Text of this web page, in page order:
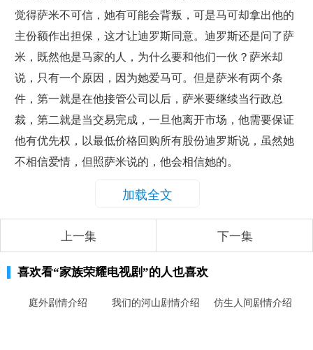
觉得萨米不可信，她有可能会背叛，可是马可却拿出他的
主份额作出担保，这才让迪罗斯同意。迪罗斯还是问了萨
米，既然他是马家的人，为什么要和他们一伙？萨米却
说，只有一个原因，因为她爱马可。但是萨米有两个条
件，第一就是在他接管公司以后，萨米要继续当行政总
裁，第二就是当交易完成，一旦他离开市场，他需要保证
他有优先权，以最低价格回购所有股份迪罗斯说，虽然她
不相信爱情，但照萨米说的，他会相信她的。
加载全文
上一集 下一集
喜欢看“家族荣耀电视剧”的人也喜欢
庭外剧情介绍 我们的河山剧情介绍 仿生人间剧情介绍